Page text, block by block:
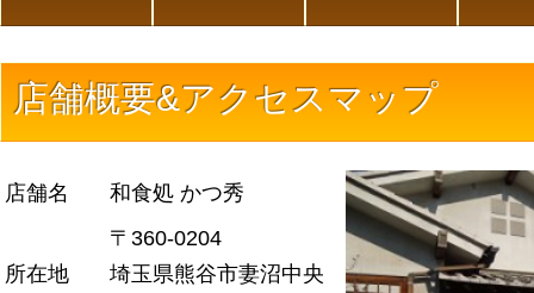
店舗概要&アクセスマップ
店舗名 和食処 かつ秀
所在地
〒360-0204
埼玉県熊谷市妻沼中央